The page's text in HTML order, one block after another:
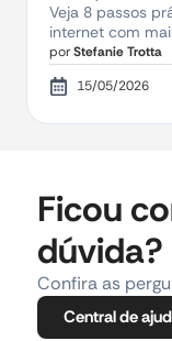
Veja 8 passos
internet com
porStefanie Trotta
15/05/2026
Ficou
dúvida?
Confira as
Central de